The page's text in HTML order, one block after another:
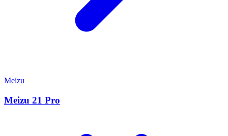
Meizu
Meizu 21 Pro